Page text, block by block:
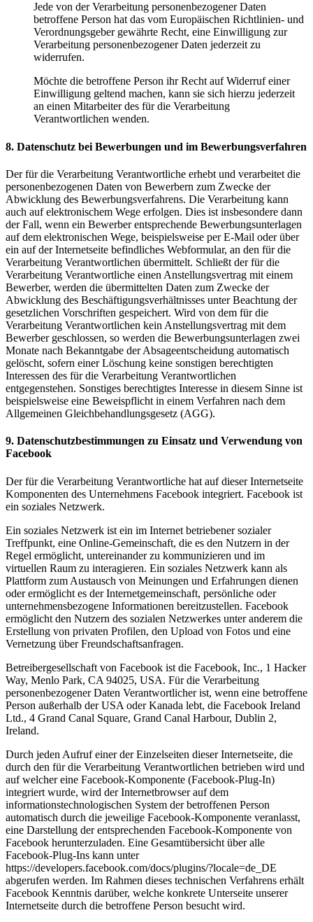
Jede von der Verarbeitung personenbezogener Daten
betroffene Person hat das vom Europäischen Richtlinien- und
Verordnungsgeber gewährte Recht, eine Einwilligung zur
Verarbeitung personenbezogener Daten jederzeit zu
widerrufen.
Möchte die betroffene Person ihr Recht auf Widerruf einer
Einwilligung geltend machen, kann sie sich hierzu jederzeit
an einen Mitarbeiter des für die Verarbeitung
Verantwortlichen wenden.
8. Datenschutz bei Bewerbungen und im Bewerbungsverfahren
Der für die Verarbeitung Verantwortliche erhebt und verarbeitet die
personenbezogenen Daten von Bewerbern zum Zwecke der
Abwicklung des Bewerbungsverfahrens. Die Verarbeitung kann
auch auf elektronischem Wege erfolgen. Dies ist insbesondere dann
der Fall, wenn ein Bewerber entsprechende Bewerbungsunterlagen
auf dem elektronischen Wege, beispielsweise per E-Mail oder über
ein auf der Internetseite befindliches Webformular, an den für die
Verarbeitung Verantwortlichen übermittelt. Schließt der für die
Verarbeitung Verantwortliche einen Anstellungsvertrag mit einem
Bewerber, werden die übermittelten Daten zum Zwecke der
Abwicklung des Beschäftigungsverhältnisses unter Beachtung der
gesetzlichen Vorschriften gespeichert. Wird von dem für die
Verarbeitung Verantwortlichen kein Anstellungsvertrag mit dem
Bewerber geschlossen, so werden die Bewerbungsunterlagen zwei
Monate nach Bekanntgabe der Absageentscheidung automatisch
gelöscht, sofern einer Löschung keine sonstigen berechtigten
Interessen des für die Verarbeitung Verantwortlichen
entgegenstehen. Sonstiges berechtigtes Interesse in diesem Sinne ist
beispielsweise eine Beweispflicht in einem Verfahren nach dem
Allgemeinen Gleichbehandlungsgesetz (AGG).
9. Datenschutzbestimmungen zu Einsatz und Verwendung von
Facebook
Der für die Verarbeitung Verantwortliche hat auf dieser Internetseite
Komponenten des Unternehmens Facebook integriert. Facebook ist
ein soziales Netzwerk.
Ein soziales Netzwerk ist ein im Internet betriebener sozialer
Treffpunkt, eine Online-Gemeinschaft, die es den Nutzern in der
Regel ermöglicht, untereinander zu kommunizieren und im
virtuellen Raum zu interagieren. Ein soziales Netzwerk kann als
Plattform zum Austausch von Meinungen und Erfahrungen dienen
oder ermöglicht es der Internetgemeinschaft, persönliche oder
unternehmensbezogene Informationen bereitzustellen. Facebook
ermöglicht den Nutzern des sozialen Netzwerkes unter anderem die
Erstellung von privaten Profilen, den Upload von Fotos und eine
Vernetzung über Freundschaftsanfragen.
Betreibergesellschaft von Facebook ist die Facebook, Inc., 1 Hacker
Way, Menlo Park, CA 94025, USA. Für die Verarbeitung
personenbezogener Daten Verantwortlicher ist, wenn eine betroffene
Person außerhalb der USA oder Kanada lebt, die Facebook Ireland
Ltd., 4 Grand Canal Square, Grand Canal Harbour, Dublin 2,
Ireland.
Durch jeden Aufruf einer der Einzelseiten dieser Internetseite, die
durch den für die Verarbeitung Verantwortlichen betrieben wird und
auf welcher eine Facebook-Komponente (Facebook-Plug-In)
integriert wurde, wird der Internetbrowser auf dem
informationstechnologischen System der betroffenen Person
automatisch durch die jeweilige Facebook-Komponente veranlasst,
eine Darstellung der entsprechenden Facebook-Komponente von
Facebook herunterzuladen. Eine Gesamtübersicht über alle
Facebook-Plug-Ins kann unter
https://developers.facebook.com/docs/plugins/?locale=de_DE
abgerufen werden. Im Rahmen dieses technischen Verfahrens erhält
Facebook Kenntnis darüber, welche konkrete Unterseite unserer
Internetseite durch die betroffene Person besucht wird.